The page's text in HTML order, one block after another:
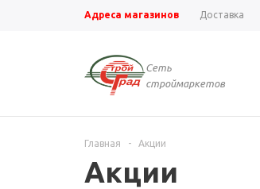
Адреса магазинов Доставка
Сеть
строймаркетов
Главная - Акции
Акции